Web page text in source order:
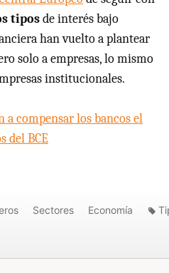
tiposde interés bajo
han vuelto a plantear
solo a empresas, lo mismo
institucionales.
a compensar los bancos el
del BCE
Sectores Economía